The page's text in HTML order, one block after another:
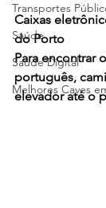
Transportes
Saúde
Saúde Digital
Melhores Caves
Caixas
do Porto
Para encontrar
português,
elevador até o